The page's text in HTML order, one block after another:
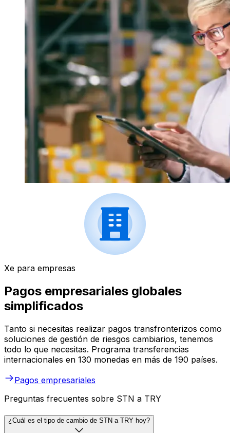
Xe para empresas
Pagos empresariales globales
simplificados
Tanto si necesitas realizar pagos transfronterizos como
soluciones de gestión de riesgos cambiarios, tenemos
todo lo que necesitas. Programa transferencias
internacionales en 130 monedas en más de 190 países.
Pagos empresariales
Preguntas frecuentes sobre STN a TRY
¿Cuál es el tipo de cambio de STN a TRY hoy?